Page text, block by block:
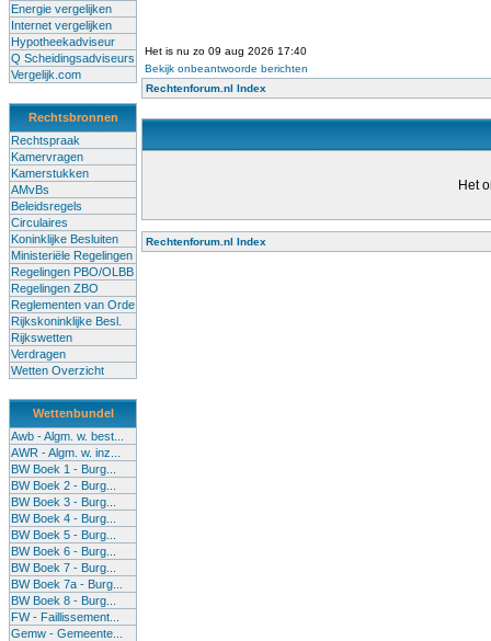
Energie vergelijken
Internet vergelijken
Hypotheekadviseur
Q Scheidingsadviseurs
Vergelijk.com
Rechtsbronnen
Rechtspraak
Kamervragen
Kamerstukken
AMvBs
Beleidsregels
Circulaires
Koninklijke Besluiten
Ministeriële Regelingen
Regelingen PBO/OLBB
Regelingen ZBO
Reglementen van Orde
Rijkskoninklijke Besl.
Rijkswetten
Verdragen
Wetten Overzicht
Wettenbundel
Awb - Algm. w. best...
AWR - Algm. w. inz...
BW Boek 1 - Burg...
BW Boek 2 - Burg...
BW Boek 3 - Burg...
BW Boek 4 - Burg...
BW Boek 5 - Burg...
BW Boek 6 - Burg...
BW Boek 7 - Burg...
BW Boek 7a - Burg...
BW Boek 8 - Burg...
FW - Faillissement...
Gemw - Gemeente...
Het is nu zo 09 aug 2026 17:40
Bekijk onbeantwoorde berichten
Rechtenforum.nl Index
Het
Rechtenforum.nl Index